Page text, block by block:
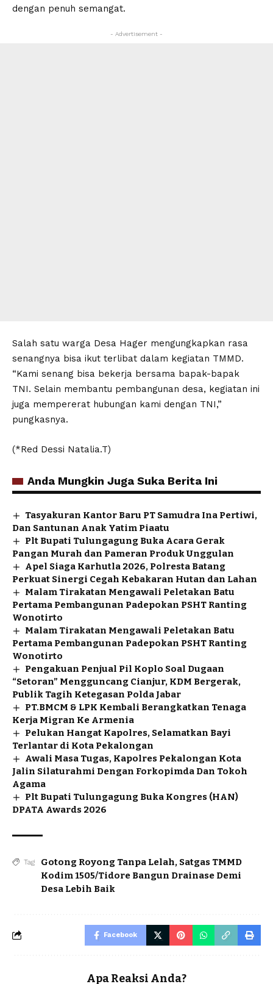
dengan penuh semangat.
- Advertisement -
Salah satu warga Desa Hager mengungkapkan rasa
senangnya bisa ikut terlibat dalam kegiatan TMMD.
“Kami senang bisa bekerja bersama bapak-bapak
TNI. Selain membantu pembangunan desa, kegiatan ini
juga mempererat hubungan kami dengan TNI,”
pungkasnya.
(*Red Dessi Natalia.T)
Anda Mungkin Juga Suka Berita Ini
Tasyakuran Kantor Baru PT Samudra Ina Pertiwi,
Dan Santunan Anak Yatim Piaatu
Plt Bupati Tulungagung Buka Acara Gerak
Pangan Murah dan Pameran Produk Unggulan
Apel Siaga Karhutla 2026, Polresta Batang
Perkuat Sinergi Cegah Kebakaran Hutan dan Lahan
Malam Tirakatan Mengawali Peletakan Batu
Pertama Pembangunan Padepokan PSHT Ranting
Wonotirto
Malam Tirakatan Mengawali Peletakan Batu
Pertama Pembangunan Padepokan PSHT Ranting
Wonotirto
Pengakuan Penjual Pil Koplo Soal Dugaan
“Setoran” Mengguncang Cianjur, KDM Bergerak,
Publik Tagih Ketegasan Polda Jabar
PT.BMCM & LPK Kembali Berangkatkan Tenaga
Kerja Migran Ke Armenia
Pelukan Hangat Kapolres, Selamatkan Bayi
Terlantar di Kota Pekalongan
Awali Masa Tugas, Kapolres Pekalongan Kota
Jalin Silaturahmi Dengan Forkopimda Dan Tokoh
Agama
Plt Bupati Tulungagung Buka Kongres (HAN)
DPATA Awards 2026
Tag Gotong Royong Tanpa Lelah, Satgas TMMD
Kodim 1505/Tidore Bangun Drainase Demi
Desa Lebih Baik
Facebook
Apa Reaksi Anda?